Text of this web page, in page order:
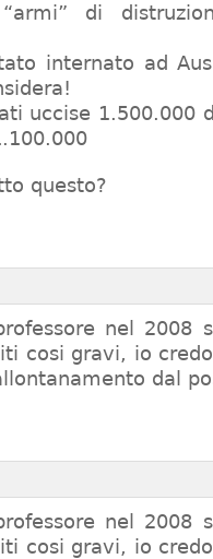
di
internato ad
uccise 1.500.000
questo?
nel 2008
cosi gravi, io
dal
nel 2008
cosi gravi, io